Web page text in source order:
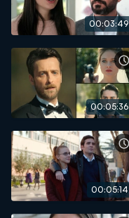
00:03:49
00:05:36
00:05:14